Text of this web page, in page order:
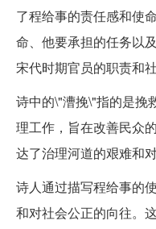
了程给事的责任感和使
命、他要承担的任务以
宋代时期官员的职责和社
诗中的\"漕挽\"指的是挽
理工作，旨在改善民众
达了治理河道的艰难和
诗人通过描写程给事的
和对社会公正的向往。